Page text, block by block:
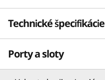
Technické špecifikácie
Výkon
Porty a sloty